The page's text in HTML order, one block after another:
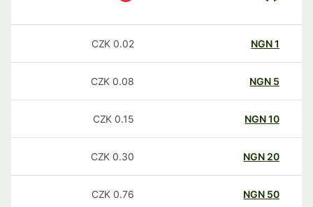
NGN
0.02
CZK
NGN
0.08
CZK
NGN
0.15
CZK
20
NGN
0.30
CZK
50
NGN
0.76
CZK